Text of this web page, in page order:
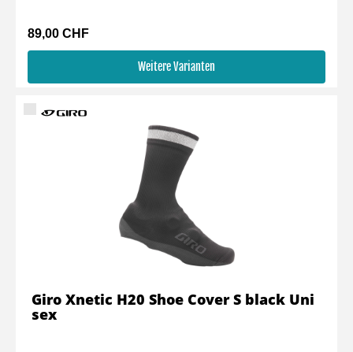
89,00 CHF
Weitere Varianten
Giro Xnetic H20 Shoe Cover S black Uni
sex